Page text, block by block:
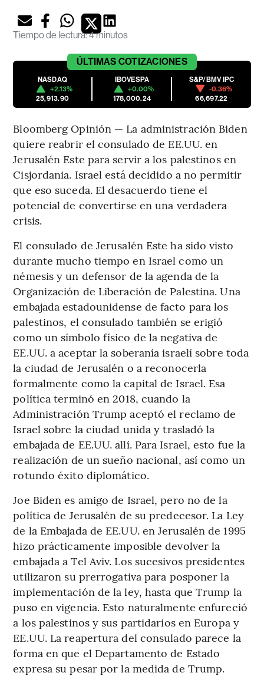
Tiempo de lectura:4 minutos
ÚLTIMAS COTIZACIONES
NASDAQ
+2.13%
25,913.90
IBOVESPA
+0.00%
178,000.24
S&P/BMV IPC
-0.36%
66,697.22
Bloomberg Opinión — La administración Biden
quiere reabrir el consulado de EE.UU. en
Jerusalén Este para servir a los palestinos en
Cisjordania. Israel está decidido a no permitir
que eso suceda. El desacuerdo tiene el
potencial de convertirse en una verdadera
crisis.
El consulado de Jerusalén Este ha sido visto
durante mucho tiempo en Israel como un
némesis y un defensor de la agenda de la
Organización de Liberación de Palestina. Una
embajada estadounidense de facto para los
palestinos, el consulado también se erigió
como un símbolo físico de la negativa de
EE.UU. a aceptar la soberanía israelí sobre toda
la ciudad de Jerusalén o a reconocerla
formalmente como la capital de Israel. Esa
política terminó en 2018, cuando la
Administración Trump aceptó el reclamo de
Israel sobre la ciudad unida y trasladó la
embajada de EE.UU. allí. Para Israel, esto fue la
realización de un sueño nacional, así como un
rotundo éxito diplomático.
Joe Biden es amigo de Israel, pero no de la
política de Jerusalén de su predecesor. La Ley
de la Embajada de EE.UU. en Jerusalén de 1995
hizo prácticamente imposible devolver la
embajada a Tel Aviv. Los sucesivos presidentes
utilizaron su prerrogativa para posponer la
implementación de la ley, hasta que Trump la
puso en vigencia. Esto naturalmente enfureció
a los palestinos y sus partidarios en Europa y
EE.UU. La reapertura del consulado parece la
forma en que el Departamento de Estado
expresa su pesar por la medida de Trump.